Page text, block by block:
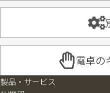
電卓の
製品・サービス